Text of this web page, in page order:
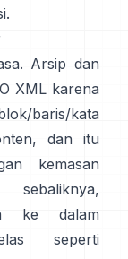
Arsip dan
XML karena
baris/kata
dan itu
kemasan
sebaliknya,
ke dalam
seperti